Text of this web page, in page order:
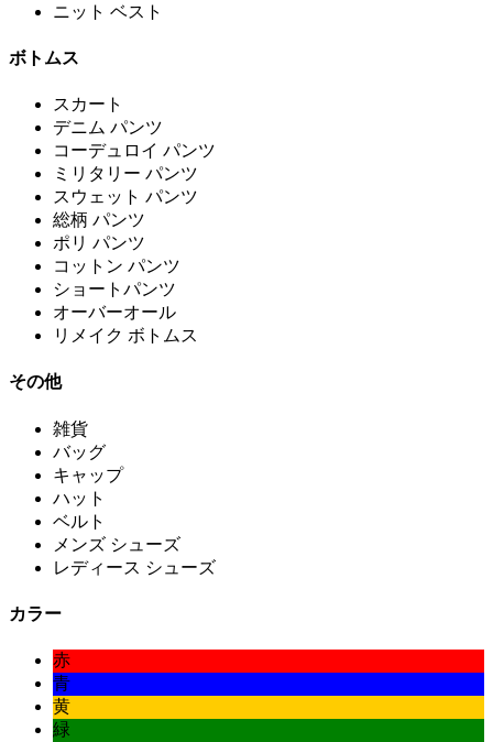
ニット ベスト
ボトムス
スカート
デニム パンツ
コーデュロイ パンツ
ミリタリー パンツ
スウェット パンツ
総柄 パンツ
ポリ パンツ
コットン パンツ
ショートパンツ
オーバーオール
リメイク ボトムス
その他
雑貨
バッグ
キャップ
ハット
ベルト
メンズ シューズ
レディース シューズ
カラー
赤
青
黄
緑